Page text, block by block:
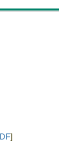
]